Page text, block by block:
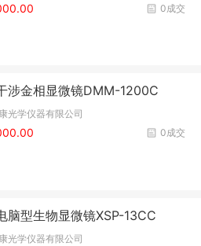
0成交
涉金相显微镜DMM-1200C
光学仪器有限公司
0成交
脑型生物显微镜XSP-13CC
光学仪器有限公司